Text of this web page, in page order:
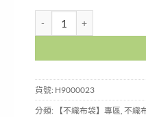
貨號: H9000023
分類:
【不織布袋】專區, 不織